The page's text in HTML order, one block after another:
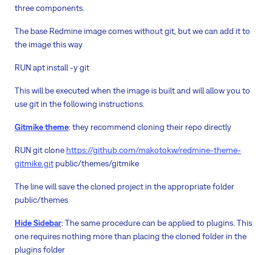
three components.
The base Redmine image comes without git, but we can add it to
the image this way
RUN apt install -y git
This will be executed when the image is built and will allow you to
use git in the following instructions.
Gitmike theme: they recommend cloning their repo directly
RUN git clone https://github.com/makotokw/redmine-theme-
gitmike.git public/themes/gitmike
The line will save the cloned project in the appropriate folder
public/themes
Hide Sidebar: The same procedure can be applied to plugins. This
one requires nothing more than placing the cloned folder in the
plugins folder